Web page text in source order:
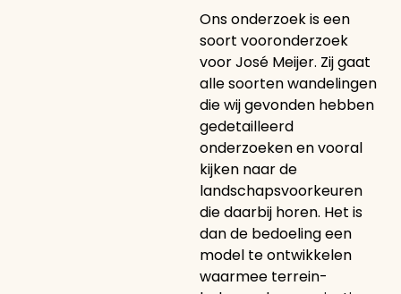
Ons onderzoek is een
soort vooronderzoek
voor José Meijer. Zij gaat
alle soorten wandelingen
die wij gevonden hebben
gedetailleerd
onderzoeken en vooral
kijken naar de
landschapsvoorkeuren
die daarbij horen. Het is
dan de bedoeling een
model te ontwikkelen
waarmee terrein-